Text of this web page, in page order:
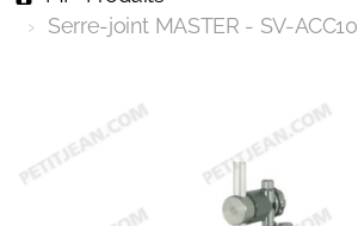
Serre-joint MASTER - SV-ACC10